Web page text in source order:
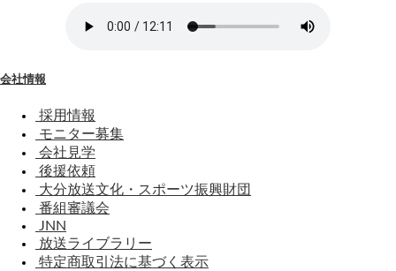
会社情報
採用情報
モニター募集
会社見学
後援依頼
大分放送文化・スポーツ振興財団
番組審議会
JNN
放送ライブラリー
特定商取引法に基づく表示